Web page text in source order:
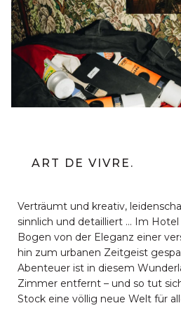
ART DE VIVRE.
Verträumt und kreativ,
sinnlich und detailliert … Im Hotel
Bogen von der Eleganz einer
hin zum urbanen Zeitgeist
Abenteuer ist in diesem
Zimmer entfernt – und so tut
Stock eine völlig neue Welt für